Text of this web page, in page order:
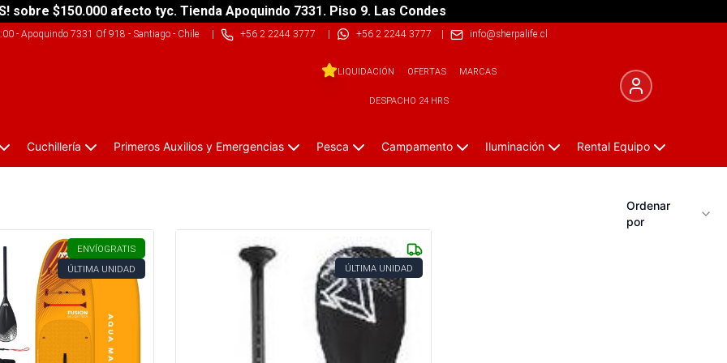
sobre $150.000 afecto tyc. Tienda Apoquindo 7331. Piso 9. Las Condes
- Apoquindo 7331 Of 918 - Santiago - Chile| +56 2 2244 3777 | +56 2 2244 3777 | info@sherpalife.cl
LIQUIDACIÓN OFERTAS MARCAS
DESPACHO 24 HRS
Cuchillería Primeros Auxilios y Emergencias Pesca Campamento Iluminación Rental Equipo
Ordenar
por
ENVÍOGRATIS
ÚLTIMA UNIDAD
ÚLTIMA UNIDAD